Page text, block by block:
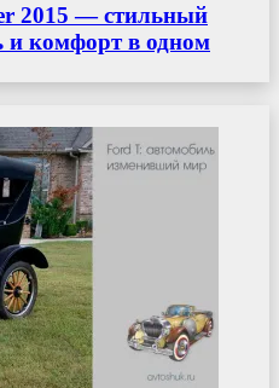
2015 — стильный
и комфорт в одном